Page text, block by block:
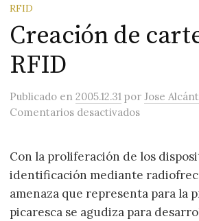
RFID
Creación de
RFID
Publicado en2005.12.31 porJose
Comentarios desactivadosen
Con la proliferación de los
identificación mediante
amenaza que representa para la
picaresca se agudiza para